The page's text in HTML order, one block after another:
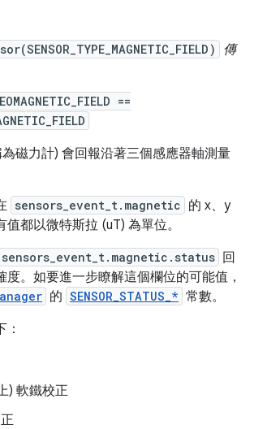
傳
==
磁力計) 會回報沿著三個感應器軸測量
sensors_event_t.magnetic 的 x、y
都以微特斯拉 (uT) 為單位。
sensors_event_t.magnetic.status 回
度。如要進一步瞭解這個欄位的可能值，
的 SENSOR_STATUS_* 常數。
) 軟鐵校正